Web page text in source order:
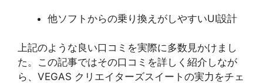
他ソフトからの乗り換えがしやすいUI設計
上記のような良い口コミを実際に多数見かけまし
た。この記事ではその口コミを詳しく紹介しなが
ら、VEGAS クリエイターズスイートの実力をチェ